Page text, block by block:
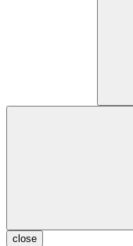
close